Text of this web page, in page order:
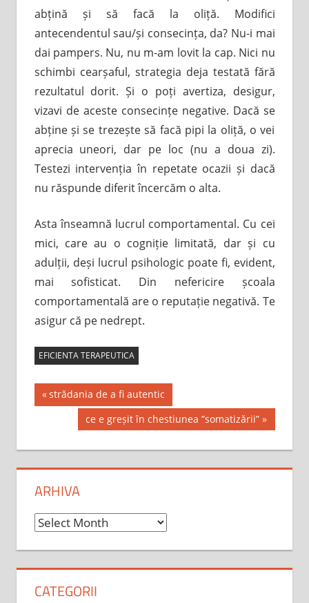
abțină și să facă la oliță. Modifici
antecendentul sau/și consecința, da? Nu-i mai
dai pampers. Nu, nu m-am lovit la cap. Nici nu
schimbi cearșaful, strategia deja testată fără
rezultatul dorit. Și o poți avertiza, desigur,
vizavi de aceste consecințe negative. Dacă se
abține și se trezește să facă pipi la oliță, o vei
aprecia uneori, dar pe loc (nu a doua zi).
Testezi intervenția în repetate ocazii și dacă
nu răspunde diferit încercăm o alta.
Asta înseamnă lucrul comportamental. Cu cei
mici, care au o cogniție limitată, dar și cu
adulții, deși lucrul psihologic poate fi, evident,
mai sofisticat. Din nefericire școala
comportamentală are o reputație negativă. Te
asigur că pe nedrept.
EFICIENTA TERAPEUTICA
Post
navigation
Previous
Post:
strădania de a fi autentic
Next
Post:
ce e greșit în chestiunea ”somatizării”
ARHIVA
Arhiva
CATEGORII